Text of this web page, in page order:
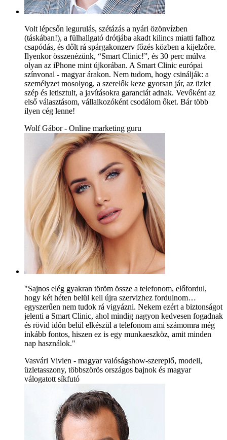
Volt lépcsőn legurulás, szétázás a nyári özönvízben
(táskában!), a fülhallgató drótjába akadt kilincs miatti falhoz
csapódás, és dőlt rá spárgakonzerv főzés közben a kijelzőre.
Ilyenkor összenézünk, “Smart Clinic!”, és 30 perc múlva
olyan az iPhone mint újkorában. A Smart Clinic európai
színvonal - magyar árakon. Nem tudom, hogy csinálják: a
személyzet mosolyog, a szerelők keze gyorsan jár, az üzlet
szép és letisztult, a javításokra garanciát adnak. Vevőként az
első választásom, vállalkozóként csodálom őket. Bár több
ilyen cég lenne!
Wolf Gábor - Online marketing guru
"Sajnos elég gyakran töröm össze a telefonom, előfordul,
hogy két héten belül kell újra szervizhez fordulnom…
egyszerűen nem tudok rá vigyázni. Nekem ezért a biztonságot
jelenti a Smart Clinic, ahol mindig nagyon kedvesen fogadnak
és rövid időn belül elkészül a telefonom ami számomra még
inkább fontos, hiszen ez is egy munkaeszköz, amit minden
nap használok."
Vasvári Vivien - magyar valóságshow-szereplő, modell,
üzletasszony, többszörös országos bajnok és magyar
válogatott síkfutó